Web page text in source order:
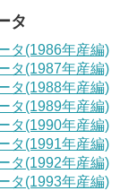
タ
タ(1986年産編)
タ(1987年産編)
タ(1988年産編)
タ(1989年産編)
タ(1990年産編)
タ(1991年産編)
タ(1992年産編)
タ(1993年産編)